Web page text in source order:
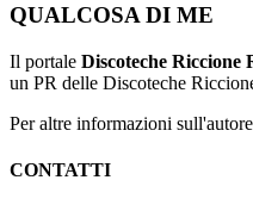
QUALCOSA DI ME
Il portale Discoteche Riccione
un PR delle Discoteche
Per altre informazioni
CONTATTI